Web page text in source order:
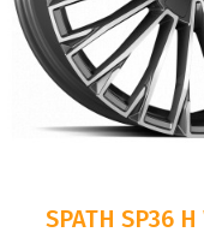
SPATH SP36